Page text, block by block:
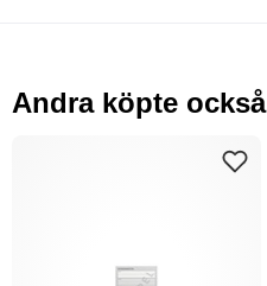
Andra köpte också